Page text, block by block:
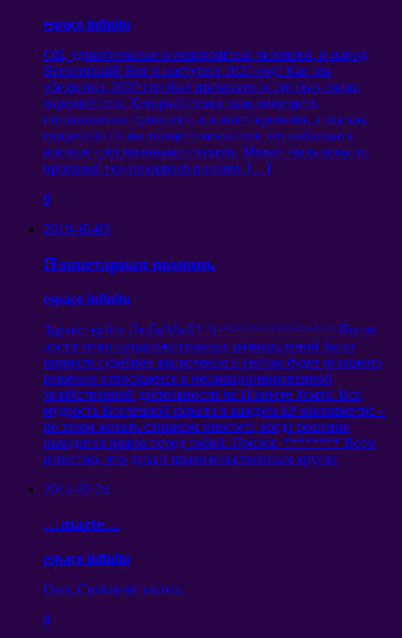
espaço infinito
Olá, удивительные и невероятные человеки, и народ
Вселенский! Вот и наступил 2021 год! Как мы
убедились 2020 год был прекрасен и это был очень
хороший год. Который помог нам лицезреть
столкновение прошлого и нового времени, а мы как
свидетели из настоящего могли всё это наблюдать
воочию собственными глазами. Может быть кому-то
прошлый год показался плохим, […]
0
2019-10-03
Планетарная помощь
espaço infinito
Здравствуйте ЛюБиМыЕ! ^) ^^^^^^^^^^^^^^^^ После
достаточно продолжительных размышлений было
принято судебное заключение и сейчас будет оглашено
решение относящееся к несанкционированной
хозяйственной деятельности на Планете Земля. Вся
мудрость Вселенной скрыта в каждом Её миллиметре –
не зачем желать слишком многого, когда решение
находится прямо перед тобой. Пролог. ******** Всем
известно, что дела в правительственных кругах
2014-02-24
…marte…
espaço infinito
Ores, Continente escuro.
0